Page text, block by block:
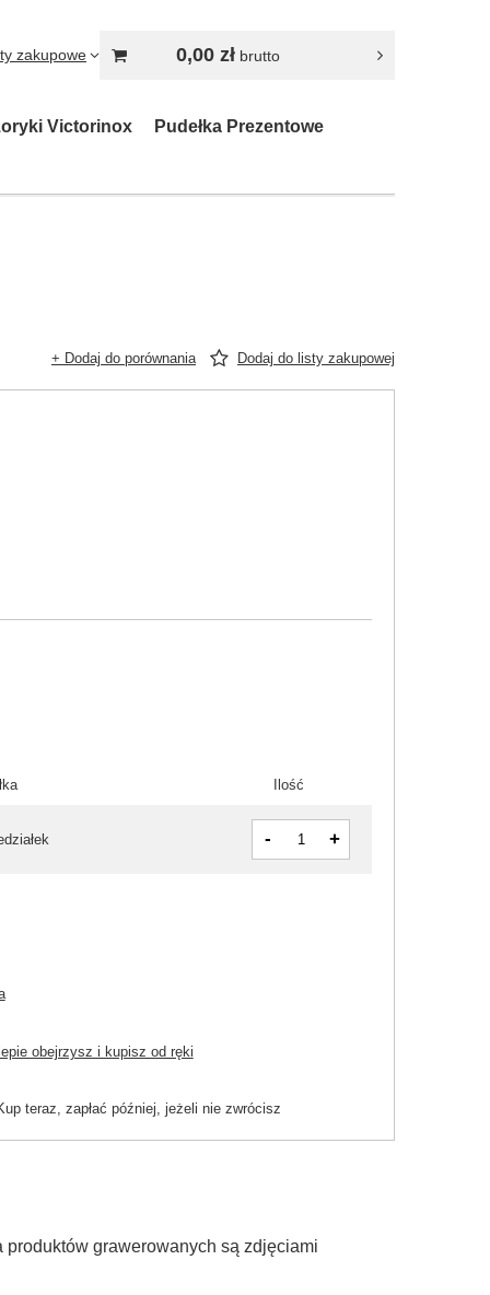
zakupowe 0,00 złbrutto
Victorinox Pudełka Prezentowe
+ Dodaj do porównania Dodaj do listy zakupowej
Ilość
- +
obejrzysz i kupisz od ręki
teraz, zapłać później, jeżeli nie zwrócisz
grawerowanych są zdjęciami